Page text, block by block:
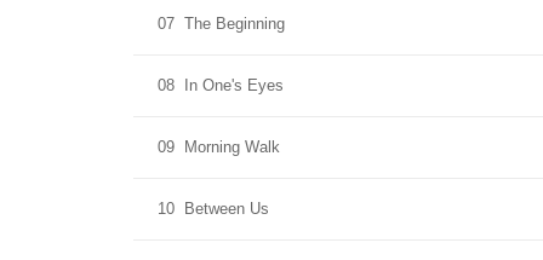
07 The Beginning
08 In One's Eyes
09 Morning Walk
10 Between Us